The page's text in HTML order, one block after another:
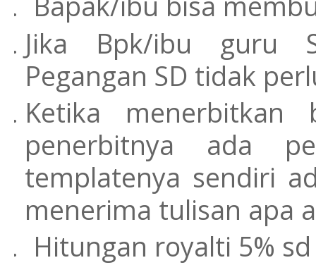
Jika Bpk/ibu guru
Pegangan SD tidak
Ketika
penerbitnya ada
templatenya sendiri
menerima tulisan apa
Hitungan royalti 5%